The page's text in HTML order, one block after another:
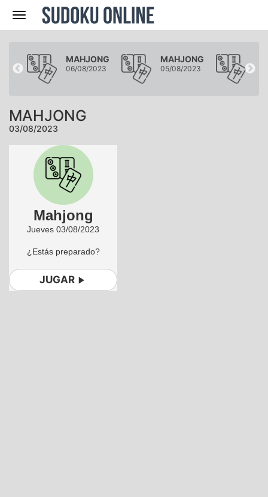
Navegación
MAHJONG
06/08/2023
MAHJONG
05/08/2023
MAHJONG
03/08/2023
Mahjong
Jueves 03/08/2023
¿Estás preparado?
JUGAR